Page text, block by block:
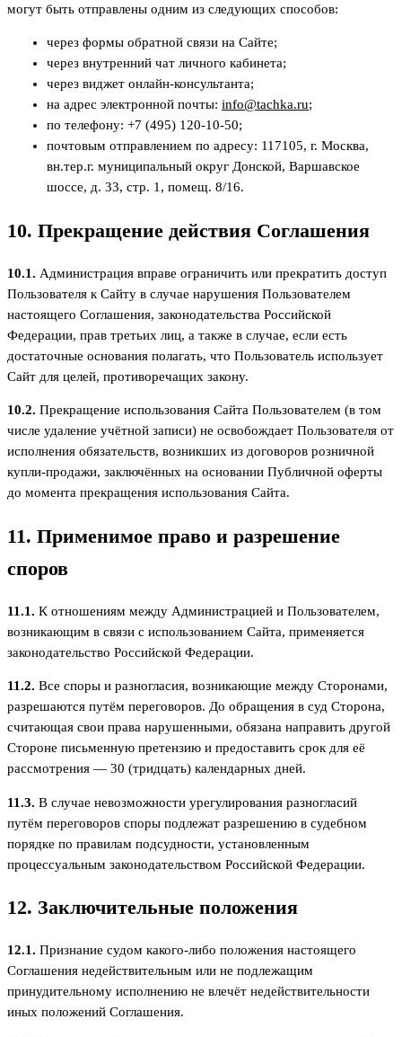
могут быть отправлены одним из следующих способов:
через формы обратной связи на Сайте;
через внутренний чат личного кабинета;
через виджет онлайн-консультанта;
на адрес электронной почты: info@tachka.ru;
по телефону: +7 (495) 120-10-50;
почтовым отправлением по адресу: 117105, г. Москва,
вн.тер.г. муниципальный округ Донской, Варшавское
шоссе, д. 33, стр. 1, помещ. 8/16.
10. Прекращение действия Соглашения
10.1. Администрация вправе ограничить или прекратить доступ
Пользователя к Сайту в случае нарушения Пользователем
настоящего Соглашения, законодательства Российской
Федерации, прав третьих лиц, а также в случае, если есть
достаточные основания полагать, что Пользователь использует
Сайт для целей, противоречащих закону.
10.2. Прекращение использования Сайта Пользователем (в том
числе удаление учётной записи) не освобождает Пользователя от
исполнения обязательств, возникших из договоров розничной
купли-продажи, заключённых на основании Публичной оферты
до момента прекращения использования Сайта.
11. Применимое право и разрешение
споров
11.1. К отношениям между Администрацией и Пользователем,
возникающим в связи с использованием Сайта, применяется
законодательство Российской Федерации.
11.2. Все споры и разногласия, возникающие между Сторонами,
разрешаются путём переговоров. До обращения в суд Сторона,
считающая свои права нарушенными, обязана направить другой
Стороне письменную претензию и предоставить срок для её
рассмотрения — 30 (тридцать) календарных дней.
11.3. В случае невозможности урегулирования разногласий
путём переговоров споры подлежат разрешению в судебном
порядке по правилам подсудности, установленным
процессуальным законодательством Российской Федерации.
12. Заключительные положения
12.1. Признание судом какого-либо положения настоящего
Соглашения недействительным или не подлежащим
принудительному исполнению не влечёт недействительности
иных положений Соглашения.